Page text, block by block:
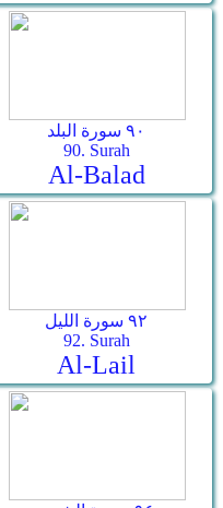
٩٠ سورة البلد
90. Surah
Al-Balad
٩٢ سورة الليل
92. Surah
Al-Lail